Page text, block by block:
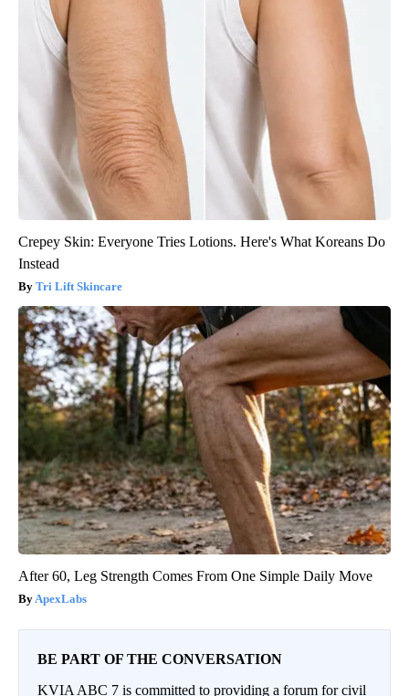
Crepey Skin: Everyone Tries Lotions. Here's What Koreans Do
Instead
Tri Lift Skincare
After 60, Leg Strength Comes From One Simple Daily Move
ApexLabs
BE PART OF THE CONVERSATION
KVIA ABC 7 is committed to providing a forum for civil